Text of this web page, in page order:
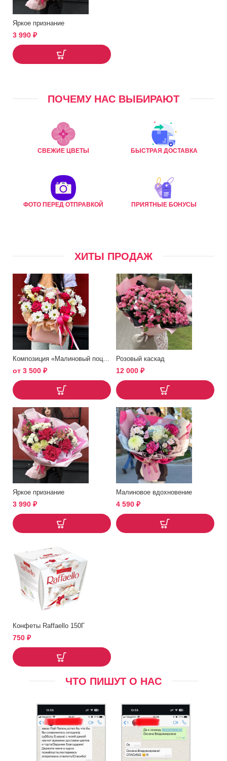
Яркое признание
3 990 ₽
ПОЧЕМУ НАС ВЫБИРАЮТ
СВЕЖИЕ ЦВЕТЫ БЫСТРАЯ ДОСТАВКА
ФОТО ПЕРЕД ОТПРАВКОЙ ПРИЯТНЫЕ БОНУСЫ
ХИТЫ ПРОДАЖ
от 3 500 ₽
Розовый каскад
12 000 ₽
Яркое признание
3 990 ₽
Малиновое вдохновение
4 590 ₽
Конфеты Raffaello 150Г
750 ₽
ЧТО ПИШУТ О НАС